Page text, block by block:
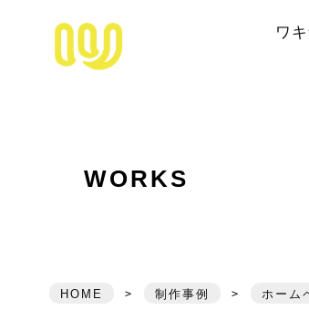
松江市拠点のホームペ
ワ
WORKS
HOME > 制作事例 > ホーム